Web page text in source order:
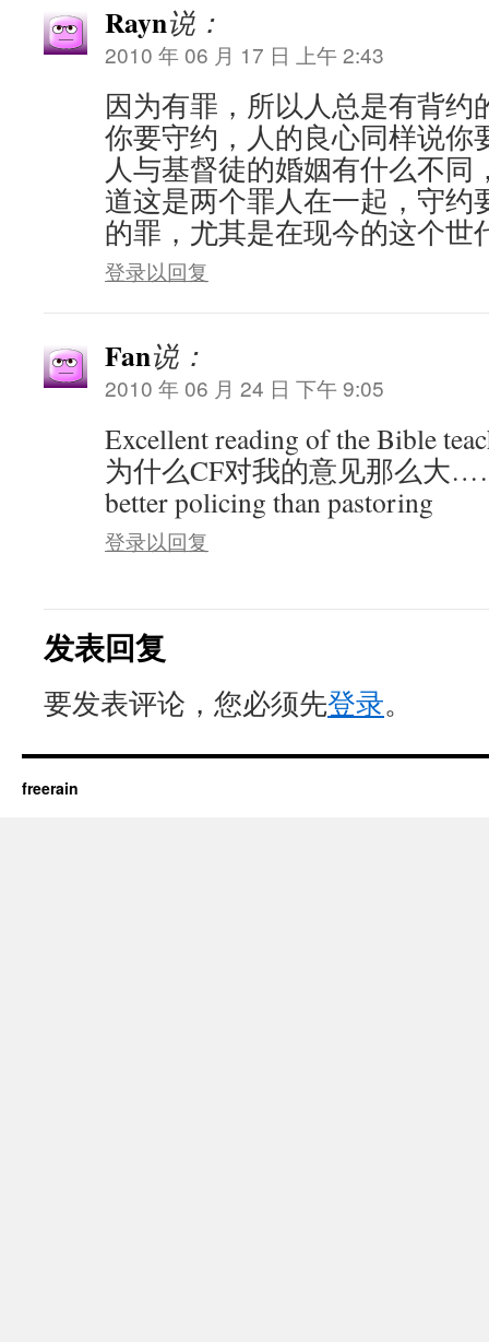
Rayn说：
2010 年 06 月 17 日 上午 2:43
因为有罪，所以人总是有背约
你要守约，人的良心同样说你
人与基督徒的婚姻有什么不同
道这是两个罪人在一起，守约
的罪，尤其是在现今的这个世
登录以回复
Fan说：
2010 年 06 月 24 日 下午 9:05
Excellent reading of the Bible
为什么CF对我的意见那么大
better policing than pastoring
登录以回复
发表回复
要发表评论，您必须先登录。
freerain